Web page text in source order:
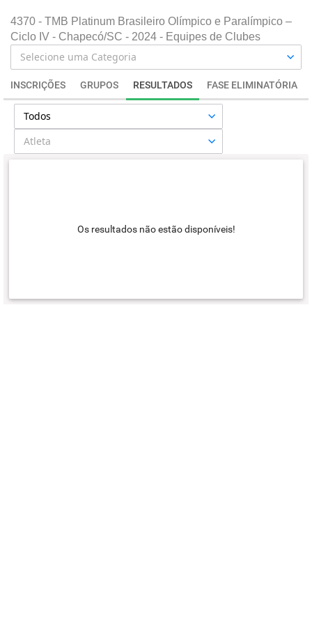
4370 - TMB Platinum Brasileiro Olímpico e Paralímpico –
Ciclo IV - Chapecó/SC - 2024 - Equipes de Clubes
INSCRIÇÕES GRUPOS RESULTADOS FASE ELIMINATÓRIA
Os resultados não estão disponíveis!